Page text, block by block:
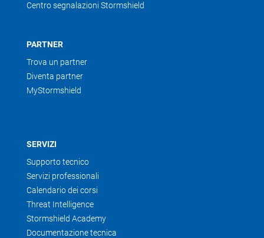
Centro segnalazioni Stormshield
PARTNER
Trova un partner
Diventa partner
MyStormshield
SERVIZI
Supporto tecnico
Servizi professionali
Calendario dei corsi
Threat Intelligence
Stormshield Academy
Documentazione tecnica